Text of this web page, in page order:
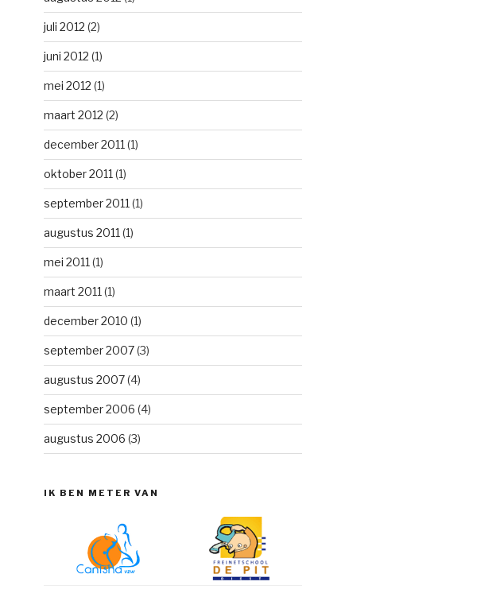
juli 2012 (2)
juni 2012 (1)
mei 2012 (1)
maart 2012 (2)
december 2011 (1)
oktober 2011 (1)
september 2011 (1)
augustus 2011 (1)
mei 2011 (1)
maart 2011 (1)
december 2010 (1)
september 2007(3)
augustus 2007(4)
september 2006 (4)
augustus 2006 (3)
IK BEN METER VAN